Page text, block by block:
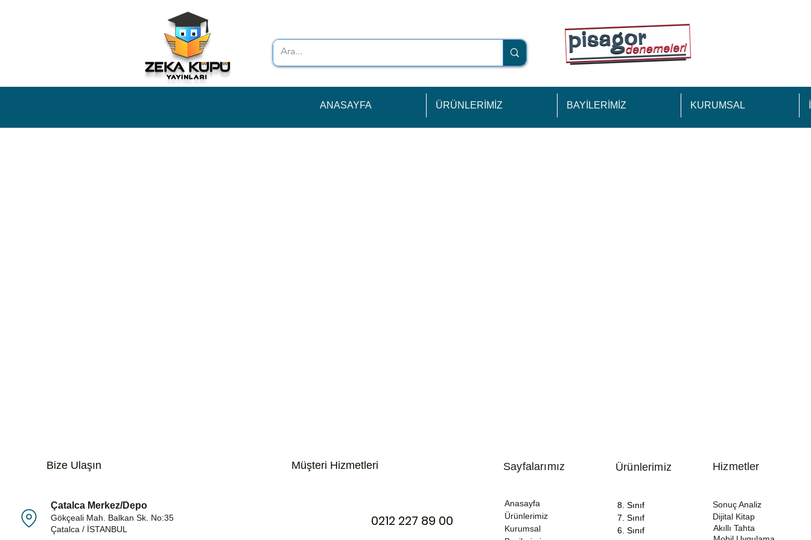
ANASAYFA ÜRÜNLERİMİZ BAYİLERİMİZ KURUMSAL
Bize Ulaşın Müşteri Hizmetleri Sayfalarımız Ürünlerimiz Hizmetler
Çatalca Merkez/Depo
Gökçeali Mah. Balkan Sk. No:35
Çatalca / İSTANBUL
0212 227 89 00
Anasayfa
Ürünlerimiz
Kurumsal
8. Sınıf
7. Sınıf
6. Sınıf
Sonuç Analiz
Dijital Kitap
Akıllı Tahta